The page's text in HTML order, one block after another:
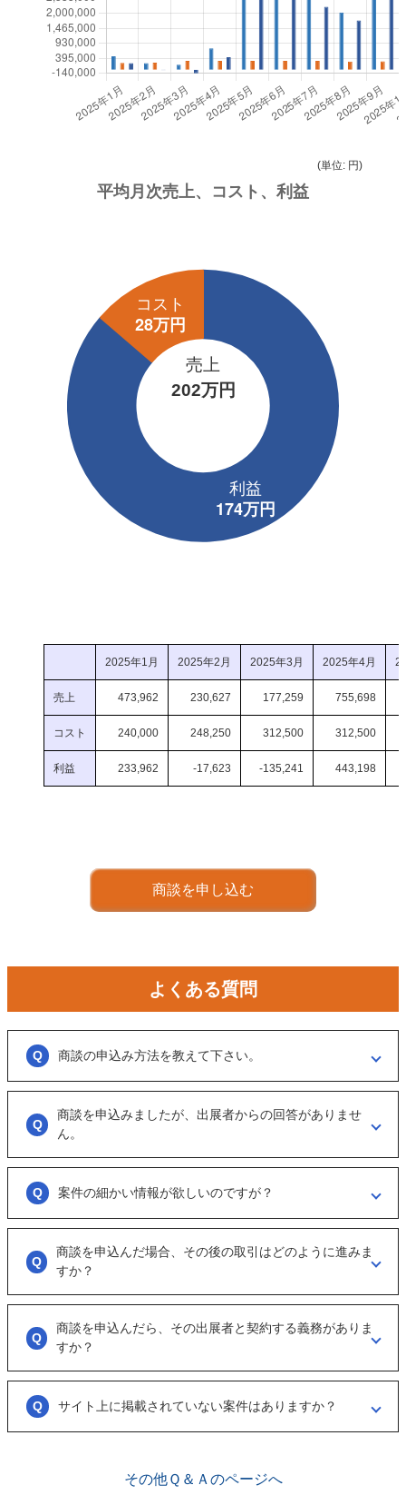
(単位: 円)
売上
202万円
2025年1月 2025年2月 2025年3月 2025年4月
売上 473,962 230,627 177,259 755,698
コスト 240,000 248,250 312,500 312,500
利益 233,962 -17,623 -135,241 443,198
商談を申し込む
よくある質問
商談の申込み方法を教えて下さい。
「商談を申し込む」ボタンからお申し込みください。
商談といっても、急に条件、金額交渉を行う訳ではなくまずは、どのよ
うな事業をされているのか？
可能であれば、詳細情報を出して欲しいと連絡ください。
商談を申込みましたが、出展者からの回答がありませ
ん。
大変申し訳ございません。こちらも、回答がない出展者には返事をする
ように催促をしております。
ただ、案件を見ていない方もおられるので、数日経っても返信がない場
案件の細かい情報が欲しいのですが？
「商談を申し込む」ボタンから案件の詳細情報をリクエストしてくださ
オンラインとは言え対人のやりとりですので、丁寧な言葉遣いを心掛け
商談を申込んだ場合、その後の取引はどのように進みま
すか？
実際に出展者（仲介案件の場合、仲介担当者）とのメッセージのやりと
りになります。
具体的に購入を考えた場合は、一度、出展者とのオンライン面談を行う
商談を申込んだら、その出展者と契約する義務がありま
すか？
ございません。まずは、商談でどのような事業なのかを確認する目的も
あるため、気軽に商談申し込みを行ってください。
サイト上に掲載されていない案件はありますか？
その他Ｑ＆Ａのページへ